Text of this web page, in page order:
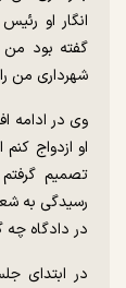
انگار او
گفته بود من
شهرداری من
وی در ادامه
او ازدواج
تصمیم
رسیدگی به شعبه 5 دادگاه کیفری یک استان تهران
در دادگاه
در ابتدای